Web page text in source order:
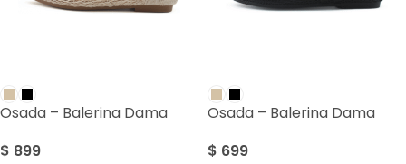
Osada – Balerina Dama
$ 899
Osada – Balerina Dama
$ 699